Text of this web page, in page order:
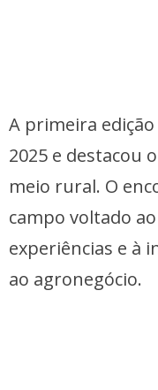
A primeira
2025 e destacou
meio rural. O
campo voltado
experiências e à
ao agronegócio.